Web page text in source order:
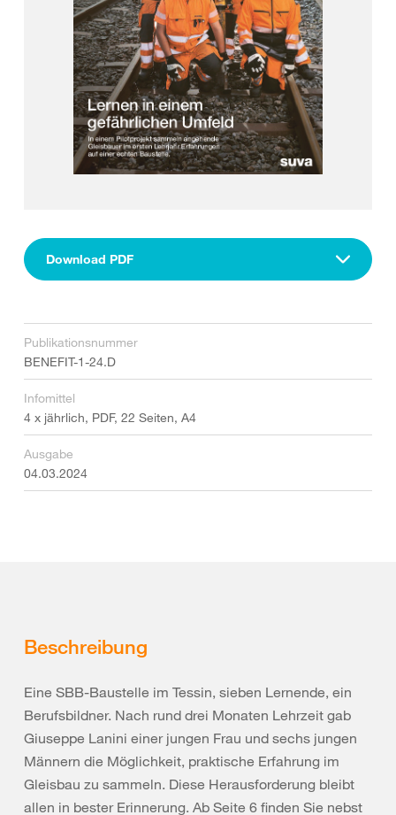
Download PDF
Publikationsnummer
BENEFIT-1-24.D
Infomittel
4 x jährlich, PDF, 22 Seiten, A4
Ausgabe
04.03.2024
Beschreibung
Eine SBB-Baustelle im Tessin, sieben Lernende, ein
Berufsbildner. Nach rund drei Monaten Lehrzeit gab
Giuseppe Lanini einer jungen Frau und sechs jungen
Männern die Möglichkeit, praktische Erfahrung im
Gleisbau zu sammeln. Diese Herausforderung bleibt
allen in bester Erinnerung. Ab Seite 6 finden Sie nebst